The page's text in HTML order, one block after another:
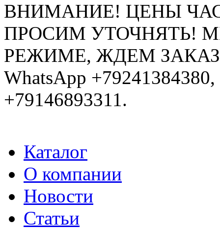
ВНИМАНИЕ! ЦЕНЫ
ПРОСИМ УТОЧНЯТЬ!
РЕЖИМЕ, ЖДЕМ ЗАКАЗЫ:
WhatsApp
+79146893311.
Каталог
О компании
Новости
Статьи